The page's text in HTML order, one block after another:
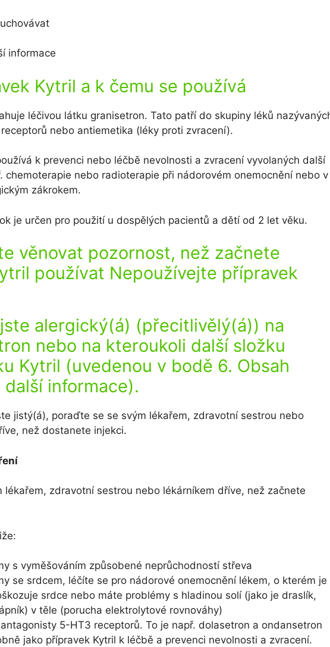
informace
Kytril a k čemu se používá
léčivou látku granisetron. Tato patří do skupiny léků
nebo antiemetika (léky proti zvracení).
k prevenci nebo léčbě nevolnosti a zvracení vyvolaných další
chemoterapie nebo radioterapie při nádorovém onemocnění nebo v
zákrokem.
je určen pro použití u dospělých pacientů a dětí od 2 let věku.
věnovat pozornost, než začnete
používat Nepoužívejte přípravek
alergický(á) (přecitlivělý(á)) na
nebo na kteroukoli další složku
Kytril (uvedenou v bodě 6. Obsah
další informace).
jistý(á), poraďte se se svým lékařem, zdravotní sestrou nebo
než dostanete injekci.
lékařem, zdravotní sestrou nebo lékárníkem dříve, než začnete
s vyměšováním způsobené neprůchodností střeva
se srdcem, léčíte se pro nádorové onemocnění lékem, o kterém je
srdce nebo máte problémy s hladinou solí (jako je draslík,
v těle (porucha elektrolytové rovnováhy)
5-HT3 receptorů. To je např. dolasetron a ondansetron
jako přípravek Kytril k léčbě a prevenci nevolnosti a zvracení.